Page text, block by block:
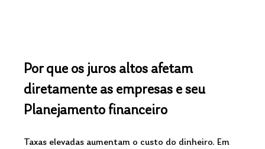
Por que os juros altos afetam
diretamente as empresas e seu
Planejamento financeiro
Taxas elevadas aumentam o custo do dinheiro. Em